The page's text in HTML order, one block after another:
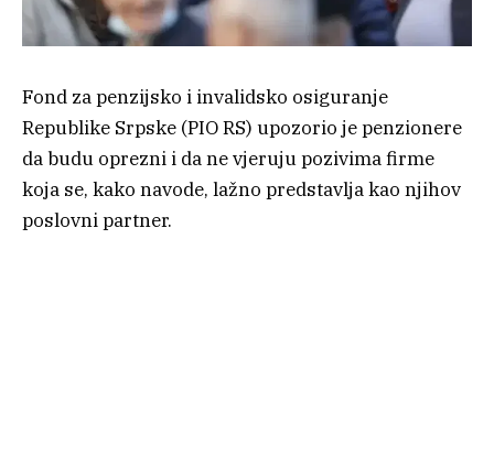
Fond za penzijsko i invalidsko osiguranje
Republike Srpske (PIO RS) upozorio je penzionere
da budu oprezni i da ne vjeruju pozivima firme
koja se, kako navode, lažno predstavlja kao njihov
poslovni partner.